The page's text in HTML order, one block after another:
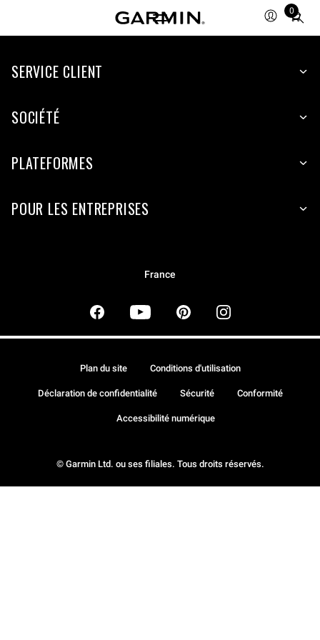
0
Total
items
cart:
SERVICE CLIENT
SOCIÉTÉ
PLATEFORMES
POUR LES ENTREPRISES
France
© Garmin Ltd. ou ses filiales. Tous droits réservés.
Plan du site Conditions d'utilisation
Déclaration de confidentialité Sécurité Conformité
Accessibilité numérique